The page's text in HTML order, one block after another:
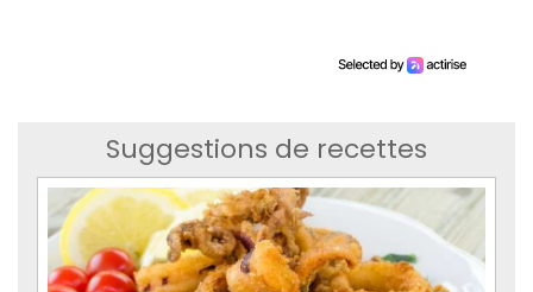
Suggestions de recettes